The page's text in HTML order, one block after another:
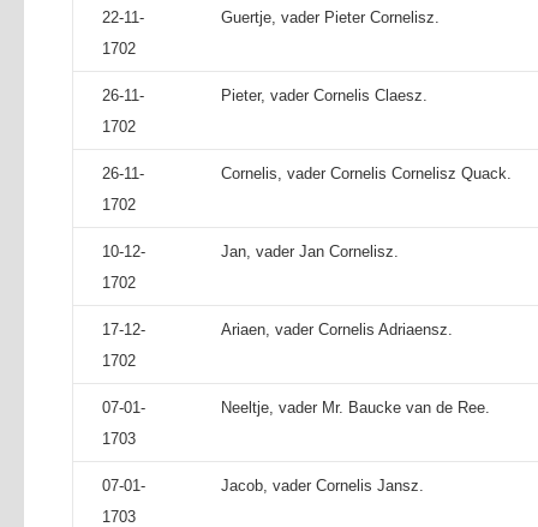
22-11-
1702
Guertje, vader Pieter Cornelisz.
26-11-
1702
Pieter, vader Cornelis Claesz.
26-11-
1702
Cornelis, vader Cornelis Cornelisz Quack.
10-12-
1702
Jan, vader Jan Cornelisz.
17-12-
1702
Ariaen, vader Cornelis Adriaensz.
07-01-
1703
Neeltje, vader Mr. Baucke van de Ree.
07-01-
1703
Jacob, vader Cornelis Jansz.